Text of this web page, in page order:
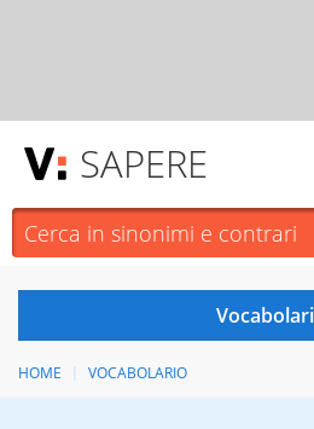
SAPERE
HOME VOCABOLARIO